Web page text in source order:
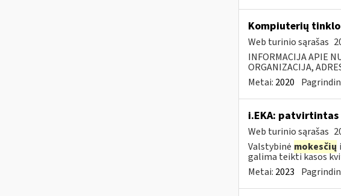
Kompiuterių tinklo
Web turinio sąrašas
INFORMACIJA APIE
ORGANIZACIJA,
Metai: 2020
i.EKA: patvirtintas
Web turinio sąrašas
Valstybinė mokesčių
galima teikti kasos
Metai: 2023